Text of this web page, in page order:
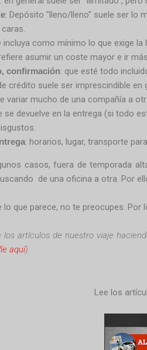
: Depósito "lleno/lleno" suele ser lo
incluya como mínimo lo que exige la
asumir un coste mayor e ir
confirmación: que esté todo
crédito suele ser imprescindible
variar mucho de una compañía a
se devuelve en la entrega (si todo
: horarios, lugar, transporte
casos, fuera de temporada
de una oficina a otra. Por
lo que parece, no te preocupes.
los artículos de nuestro viaje
aquí).
Lee los